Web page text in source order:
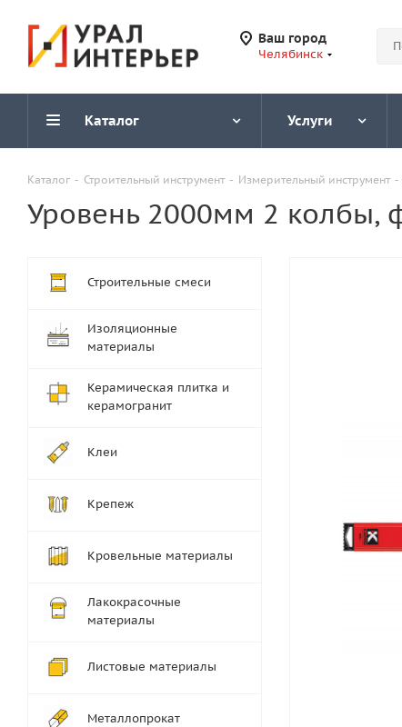
Ваш город
Челябинск
Каталог Услуги
Каталог - Строительный инструмент - Измерительный инструмент -
Уровень 2000мм 2 колбы,
Строительные смеси
Изоляционные
материалы
Керамическая плитка и
керамогранит
Клеи
Крепеж
Кровельные материалы
Лакокрасочные
материалы
Листовые материалы
Металлопрокат